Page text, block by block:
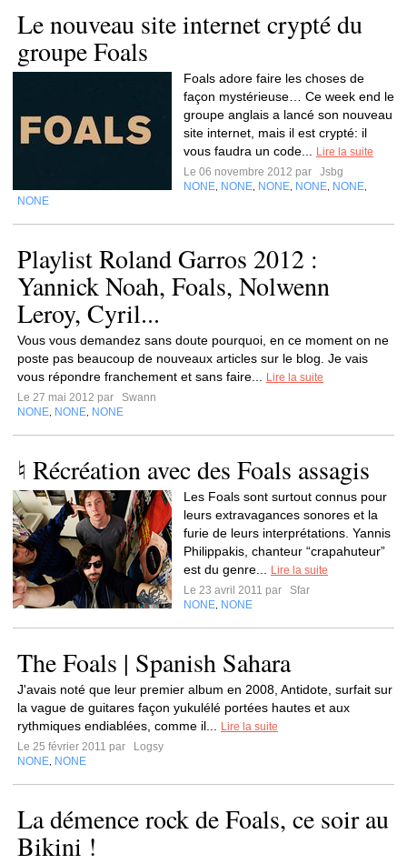
Le nouveau site internet crypté du
groupe Foals
Foals adore faire les choses de
façon mystérieuse… Ce week end le
groupe anglais a lancé son nouveau
site internet, mais il est crypté: il
vous faudra un code...
Lire la suite
Le 06 novembre 2012 par
Jsbg
NONE NONE NONE NONE NONE
NONE
Playlist Roland Garros 2012 :
Yannick Noah, Foals, Nolwenn
Leroy, Cyril...
Vous vous demandez sans doute pourquoi, en ce moment on ne
poste pas beaucoup de nouveaux articles sur le blog. Je vais
vous répondre franchement et sans faire...
Lire la suite
Le 27 mai 2012 par
Swann
NONE NONE NONE
♮ Récréation avec des Foals assagis
Les Foals sont surtout connus pour
leurs extravagances sonores et la
furie de leurs interprétations. Yannis
Philippakis, chanteur “crapahuteur”
est du genre...
Lire la suite
Le 23 avril 2011 par
Sfar
NONE NONE
The Foals | Spanish Sahara
J'avais noté que leur premier album en 2008, Antidote, surfait sur
la vague de guitares façon yukulélé portées hautes et aux
rythmiques endiablées, comme il...
Lire la suite
Le 25 février 2011 par
Logsy
NONE NONE
La démence rock de Foals, ce soir au
Bikini !